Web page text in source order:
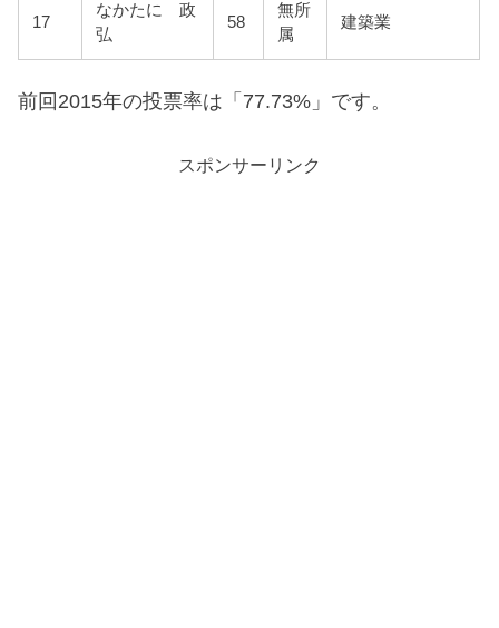
17
なかたに 政
弘
58
無所
属
建築業
前回2015年の投票率は「77.73%」です。
スポンサーリンク